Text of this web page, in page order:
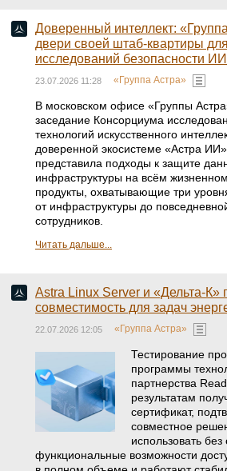
Доверенный интеллект:
двери своей штаб-квартиры
исследований безопасности ИИ
23.07.2026 11:28 «Группа Астра»
В московском офисе «Группы
заседание Консорциума
технологий искусственного
доверенной экосистеме «Астра
представила подходы к защите
инфраструктуры на всём
продукты, охватывающие три
от инфраструктуры до
сотрудников.
Читать дальше...
Astra Linux Server и «Дельта-К»
совместимость для задач
22.07.2026 12:05 «Группа Астра»
Тестирование
программы
партнерства
результатам
сертификат,
совместное
использовать
функциональные возможности